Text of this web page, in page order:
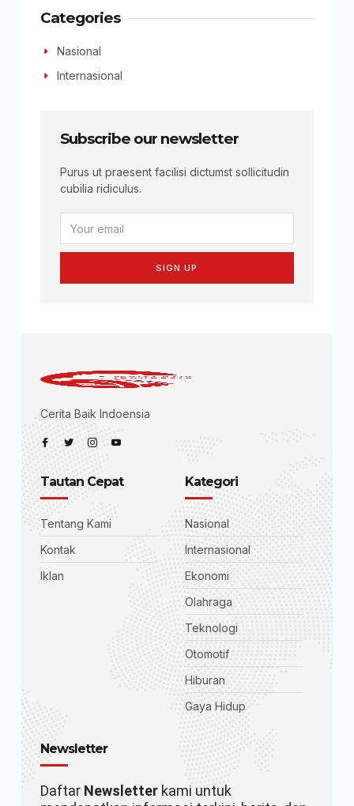
Categories
Nasional
Internasional
Subscribe our newsletter
Purus ut praesent facilisi dictumst sollicitudin
cubilia ridiculus.
SIGN UP
Cerita Baik Indoensia
Tautan Cepat
Tentang Kami
Kontak
Iklan
Kategori
Nasional
Internasional
Ekonomi
Olahraga
Teknologi
Otomotif
Hiburan
Gaya Hidup
Newsletter
Daftar Newsletterkami untuk